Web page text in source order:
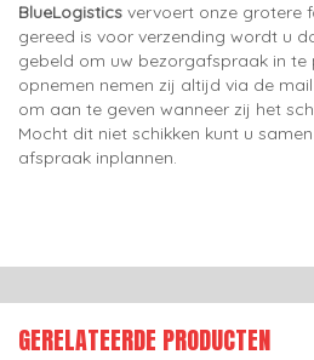
BlueLogistics vervoert onze grotere
gereed is voor verzending wordt u
gebeld om uw bezorgafspraak in te
opnemen nemen zij altijd via de
om aan te geven wanneer zij het
Mocht dit niet schikken kunt u
afspraak inplannen.
GERELATEERDE PRODUCTEN